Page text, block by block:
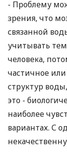
- Проблему
зрения, что
связанной
учитывать
человека,
частичное
структур
это -
наиболее
вариантах. С